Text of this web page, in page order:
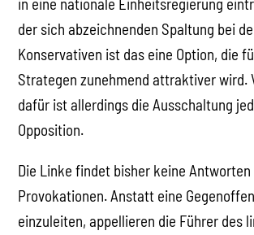
der sich abzeichnenden Spaltung bei
Konservativen ist das eine Option, die
Strategen zunehmend attraktiver wird.
dafür ist allerdings die Ausschaltung
Opposition.
Die Linke findet bisher keine
Provokationen. Anstatt eine
einzuleiten, appellieren die Führer des